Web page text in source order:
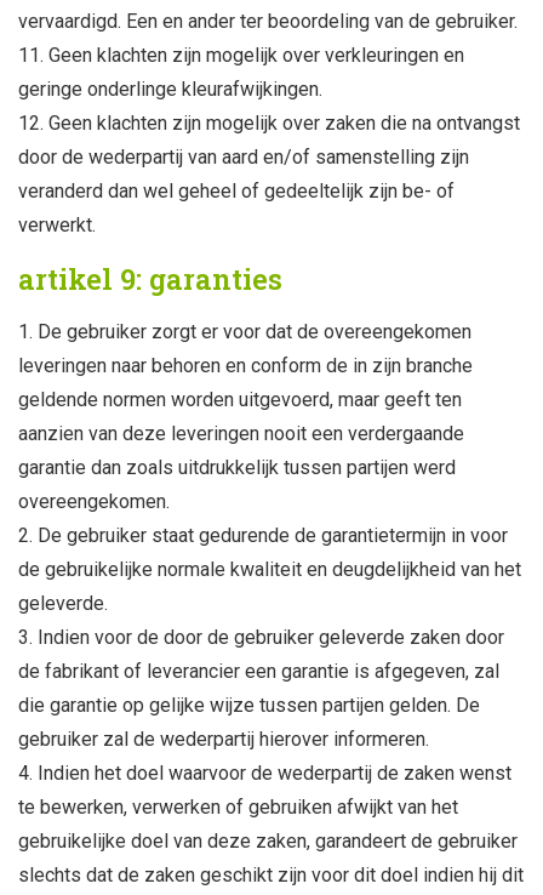
vervaardigd. Een en ander ter beoordeling van de gebruiker.
Geen klachten zijn mogelijk over verkleuringen en
geringe onderlinge kleurafwijkingen.
Geen klachten zijn mogelijk over zaken die na ontvangst
door de wederpartij van aard en/of samenstelling zijn
veranderd dan wel geheel of gedeeltelijk zijn be- of
verwerkt.
artikel 9: garanties
De gebruiker zorgt er voor dat de overeengekomen
leveringen naar behoren en conform de in zijn branche
geldende normen worden uitgevoerd, maar geeft ten
aanzien van deze leveringen nooit een verdergaande
garantie dan zoals uitdrukkelijk tussen partijen werd
overeengekomen.
De gebruiker staat gedurende de garantietermijn in voor
de gebruikelijke normale kwaliteit en deugdelijkheid van het
geleverde.
Indien voor de door de gebruiker geleverde zaken door
de fabrikant of leverancier een garantie is afgegeven, zal
die garantie op gelijke wijze tussen partijen gelden. De
gebruiker zal de wederpartij hierover informeren.
Indien het doel waarvoor de wederpartij de zaken wenst
te bewerken, verwerken of gebruiken afwijkt van het
gebruikelijke doel van deze zaken, garandeert de gebruiker
slechts dat de zaken geschikt zijn voor dit doel indien hij dit